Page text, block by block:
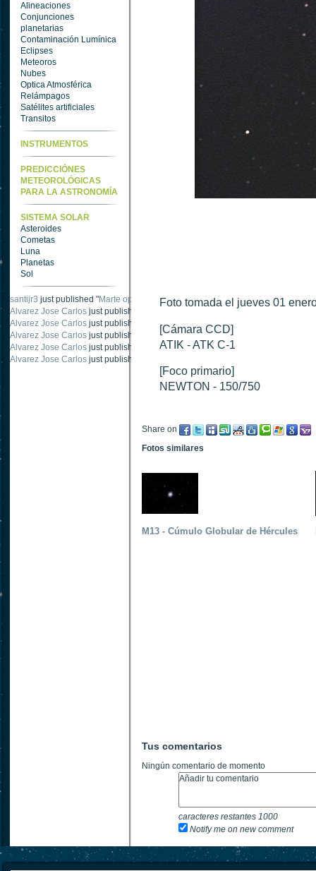
Alineaciones
Conjunciones
planetarias
Contaminación Lumínica
Eclipses
Meteoros
Nubes
Optica Atmosférica
Relámpagos
Satélites artificiales
Transitos
INSTRUMENTOS
PREDICCIÓNES
METEOROLÓGICAS
PARA LA ASTRONOMÍA
SISTEMA SOLAR
Asteroides
Cometas
Luna
Planetas
Sol
santijr3 just published "Marte oposición 2020 ".
Alvarez Jose Carlos just published " Saturno 20 noviembre 2003
Alvarez Jose Carlos just published " Júpiter 2010
Alvarez Jose Carlos just published " Oposición Marte 30 de octubre 2020
Alvarez Jose Carlos just published " Oposición Marte 28 Octubre 2020
Alvarez Jose Carlos just published "
Foto tomada el jueves 01
[Cámara CCD]
ATIK - ATK C-1
[Foco primario]
NEWTON - 150/750
Share on
Fotos similares
M13 - Cúmulo Globular de Hércules
Tus comentarios
Ningún comentario de momento
caracteres restantes 1000
Notify me on new comment